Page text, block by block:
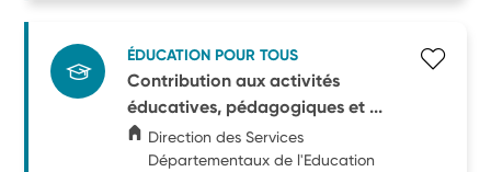
ÉDUCATION POUR TOUS
Contribution aux activités
éducatives, pédagogiques et ...
Direction des Services
Départementaux de l'Education